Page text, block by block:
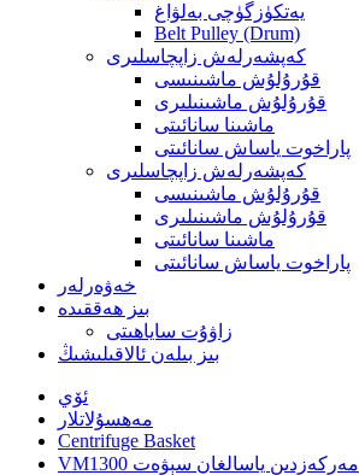
يەتكۈزگۈچى بەلۋاغ
Belt Pulley (Drum)
كەپشەرلەش زاپچاسلىرى
قۇرۇلۇش ماشىنىسى
قۇرۇلۇش ماشىنىلىرى
ماشىنا سانائىتى
پاراخوت ياساش سانائىتى
كەپشەرلەش زاپچاسلىرى
قۇرۇلۇش ماشىنىسى
قۇرۇلۇش ماشىنىلىرى
ماشىنا سانائىتى
پاراخوت ياساش سانائىتى
خەۋەرلەر
بىز ھەققىدە
زاۋۇت ساياھىتى
بىز بىلەن ئالاقىلىشىڭ
ئۆي
مەھسۇلاتلار
Centrifuge Basket
VM1300 مەركەزدىن ياسالغان سېۋەت